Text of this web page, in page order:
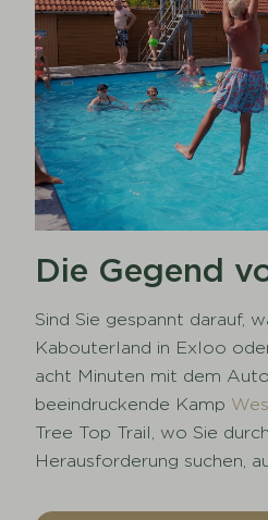
Die Gegend
Sind Sie gespannt darauf,
Kabouterland in Exloo
acht Minuten mit dem
beeindruckende Kamp
Tree Top Trail, wo Sie
Herausforderung suchen,